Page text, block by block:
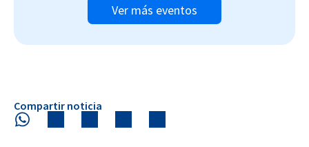
Ver más eventos
Compartir noticia